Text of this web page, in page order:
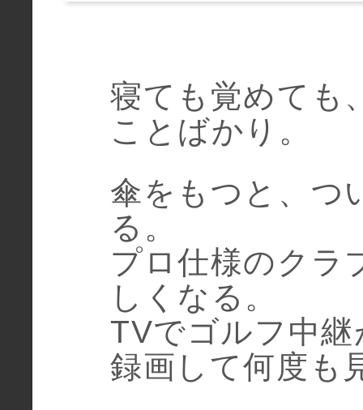
寝ても覚めても
ことばかり。
傘をもつと、つ
る。
プロ仕様のクラ
しくなる。
TVでゴルフ中
録画して何度も